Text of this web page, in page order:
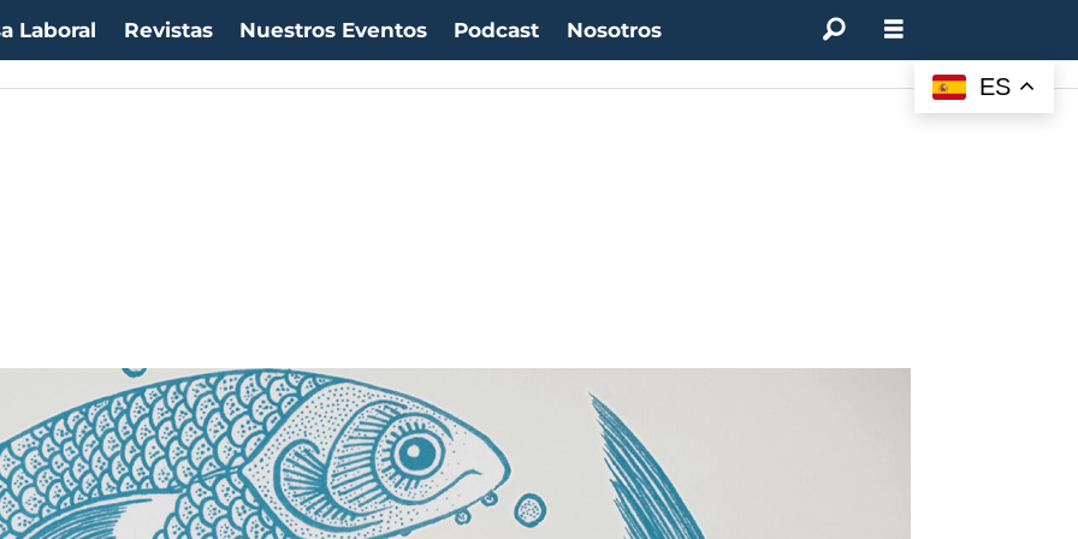
Laboral Revistas Nuestros Eventos Podcast Nosotros
ES